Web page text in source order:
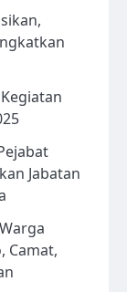
Jabatan
Camat,